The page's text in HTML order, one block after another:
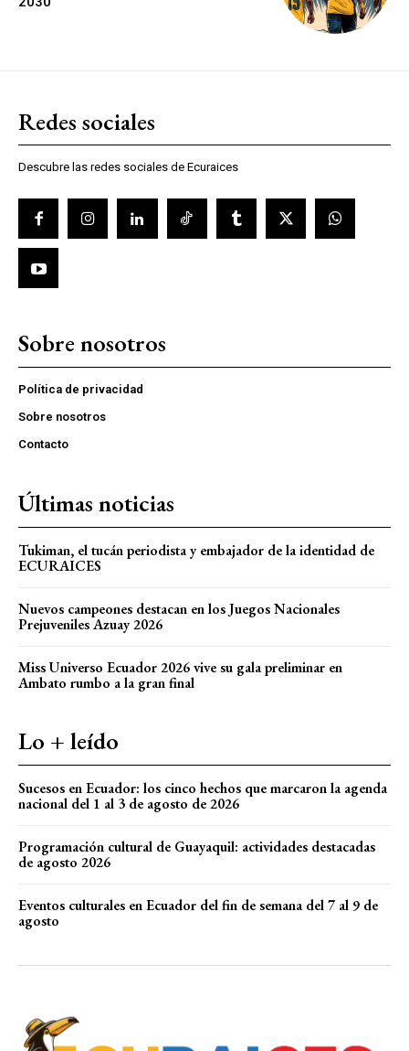
Redes sociales
Descubre las redes sociales de Ecuraices
Sobre nosotros
Política de privacidad
Sobre nosotros
Contacto
Últimas noticias
Tukiman, el tucán periodista y embajador de la identidad de
ECURAICES
Nuevos campeones destacan en los Juegos Nacionales
Prejuveniles Azuay 2026
Miss Universo Ecuador 2026 vive su gala preliminar en
Ambato rumbo a la gran final
Lo + leído
Sucesos en Ecuador: los cinco hechos que marcaron la agenda
nacional del 1 al 3 de agosto de 2026
Programación cultural de Guayaquil: actividades destacadas
de agosto 2026
Eventos culturales en Ecuador del fin de semana del 7 al 9 de
agosto